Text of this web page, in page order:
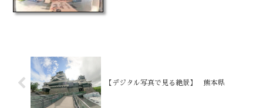
【デジタル写真で見る絶景】 熊本県